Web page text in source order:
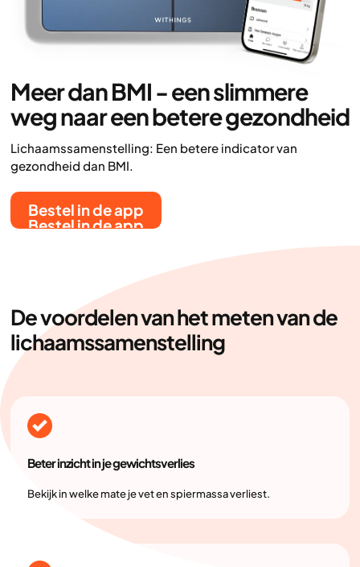
Meer dan BMI - een slimmere
weg naar een betere gezondheid
Lichaamssamenstelling: Een betere indicator van
gezondheid dan BMI.
Bestel in de app
Bestel in de app
De voordelen van het meten van de
lichaamssamenstelling
Beter inzicht in je gewichtsverlies
Bekijk in welke mate je vet en spiermassa verliest.